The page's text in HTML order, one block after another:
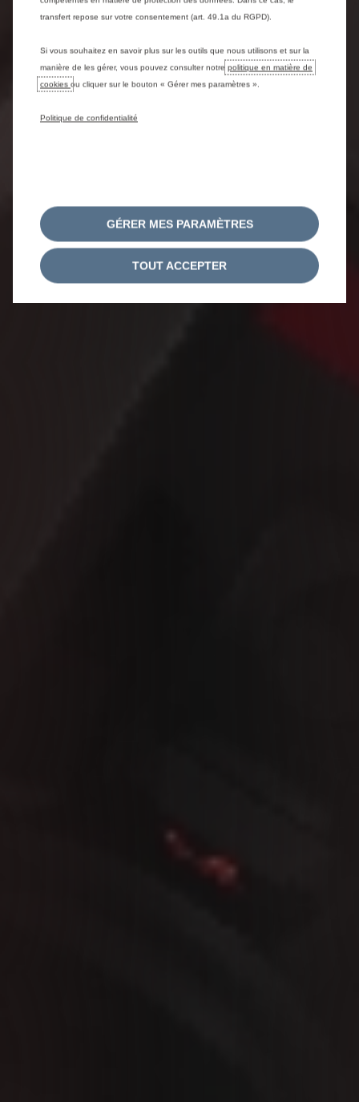
transfert repose sur votre consentement (art. 49.1a du RGPD).
Si vous souhaitez en savoir plus sur les outils que nous utilisons et sur la
manière de les gérer, vous pouvez consulter notre politique en matière de
cookies ou cliquer sur le bouton « Gérer mes paramètres ».
Politique de confidentialité
GÉRER MES PARAMÈTRES
TOUT ACCEPTER